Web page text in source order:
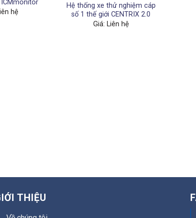
hệ
Hệ thống xe thử nghiệm cáp
số 1 thế giới CENTRIX 2.0
Giá: Liên hệ
THIỆU